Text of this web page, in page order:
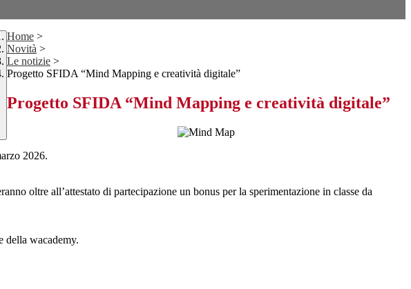
Home >
Novità >
Le notizie >
Progetto SFIDA “Mind Mapping e creatività digitale”
Progetto SFIDA “Mind Mapping e creatività digitale”
2026.
oltre all’attestato di partecipazione un bonus per la sperimentazione in classe da
della wacademy.